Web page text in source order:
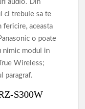
audio. Din
ci trebuie sa te
fericire, aceasta
o poate
nimic modul in
Wireless;
paragraf.
S300W